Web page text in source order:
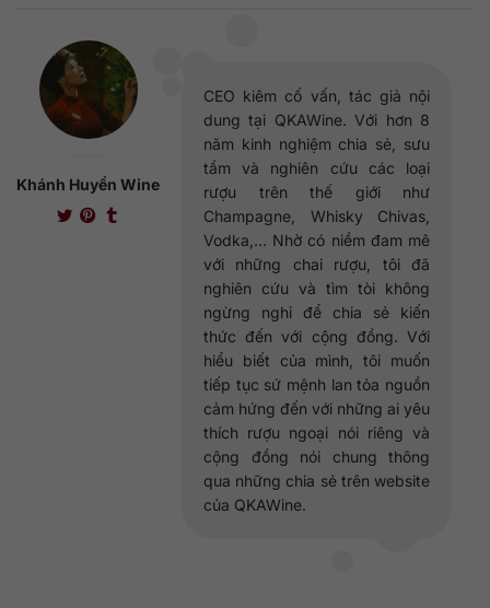
Khánh Huyền Wine
CEO kiêm cố vấn, tác giả nội
dung tại QKAWine. Với hơn 8
năm kinh nghiệm chia sẻ, sưu
tầm và nghiên cứu các loại
rượu trên thế giới như
Champagne, Whisky Chivas,
Vodka,... Nhờ có niềm đam mê
với những chai rượu, tôi đã
nghiên cứu và tìm tòi không
ngừng nghỉ để chia sẻ kiến
thức đến với cộng đồng. Với
hiểu biết của mình, tôi muốn
tiếp tục sứ mệnh lan tỏa nguồn
cảm hứng đến với những ai yêu
thích rượu ngoại nói riêng và
cộng đồng nói chung thông
qua những chia sẻ trên website
của QKAWine.